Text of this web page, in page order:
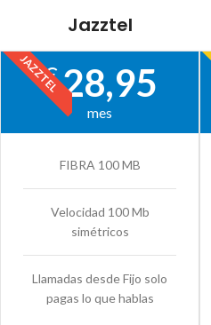
Jazztel
JAZZTEL
€28,95
mes
FIBRA 100 MB
Velocidad 100 Mb
simétricos
Llamadas desde Fijo solo
pagas lo que hablas